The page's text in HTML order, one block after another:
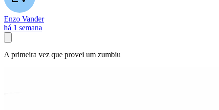
Enzo Vander
há 1 semana
A primeira vez que provei um zumbiu